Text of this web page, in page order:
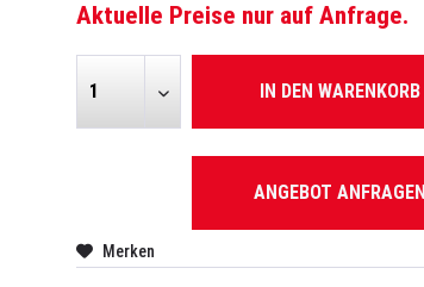
Aktuelle Preise nur auf Anfrage.
IN DEN WARENKORB
ANGEBOT ANFRAGEN
Merken